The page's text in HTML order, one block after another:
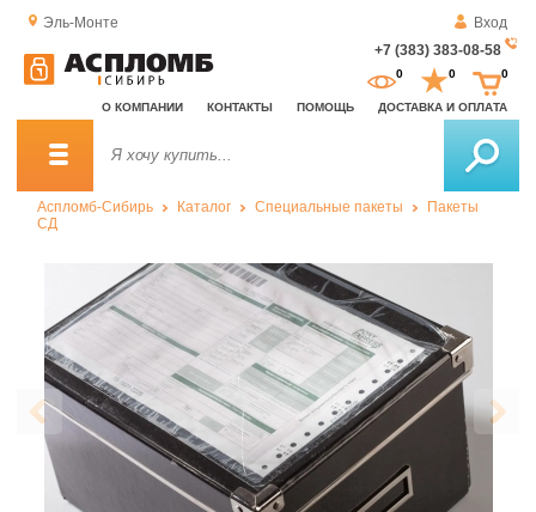
Эль-Монте
Вход
+7 (383) 383-08-58
О КОМПАНИИ КОНТАКТЫ ПОМОЩЬ ДОСТАВКА И ОПЛАТА
0 0 0
Аспломб-Сибирь Каталог Специальные пакеты
Пакеты
СД